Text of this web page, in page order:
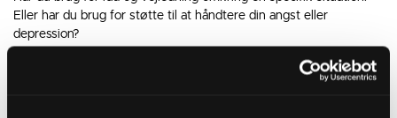
Eller har du brug for støtte til at håndtere din angst eller
depression?
Socialkompas er en digital platform, hvor du kan søge efter